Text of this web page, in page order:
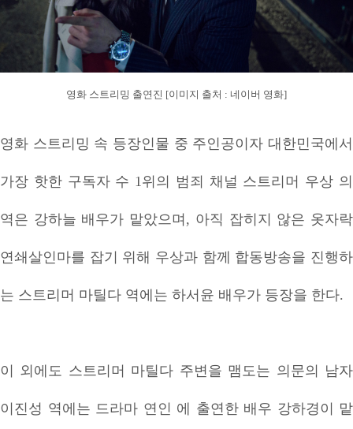
영화 스트리밍 출연진 [이미지 출처 : 네이버 영화]
영화 스트리밍 속 등장인물 중 주인공이자 대한민국에서
가장 핫한 구독자 수 1위의 범죄 채널 스트리머 우상 의
역은 강하늘 배우가 맡았으며, 아직 잡히지 않은 옷자락
연쇄살인마를 잡기 위해 우상과 함께 합동방송을 진행하
는 스트리머 마틸다 역에는 하서윤 배우가 등장을 한다.
이 외에도 스트리머 마틸다 주변을 맴도는 의문의 남자
이진성 역에는 드라마 연인 에 출연한 배우 강하경이 맡